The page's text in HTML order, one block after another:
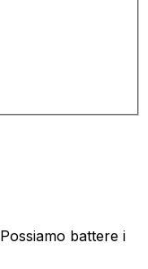
Possiamo battere i